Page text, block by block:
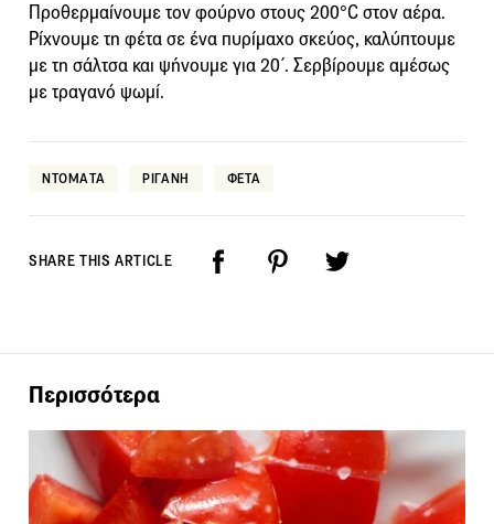
Προθερµαίνουµε τον φούρνο στους 200°C στον αέρα.
Ρίχνουµε τη φέτα σε ένα πυρίµαχο σκεύος, καλύπτουµε
µε τη σάλτσα και ψήνουµε για 20΄. Σερβίρουµε αµέσως
µε τραγανό ψωµί.
ΝΤΟΜΑΤΑ ΡΙΓΑΝΗ ΦΕΤΑ
SHARE THIS ARTICLE
Περισσότερα